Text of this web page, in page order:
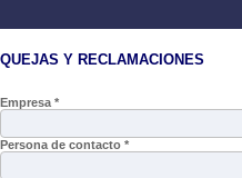
QUEJAS Y RECLAMACIONES
Empresa *
Persona de contacto *